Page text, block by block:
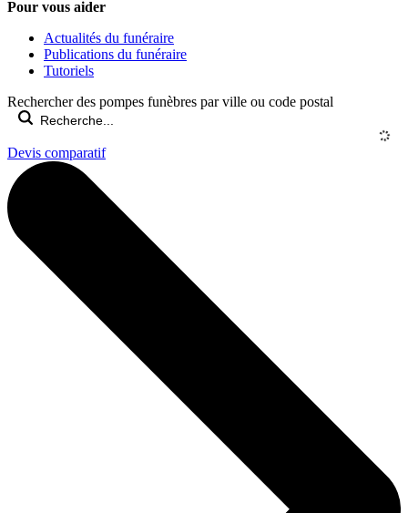
Pour vous aider
Actualités du funéraire
Publications du funéraire
Tutoriels
Rechercher des pompes funèbres par ville ou code postal
Devis comparatif